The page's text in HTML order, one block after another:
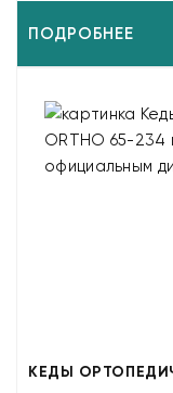
ПОДРОБНЕЕ
КЕДЫ